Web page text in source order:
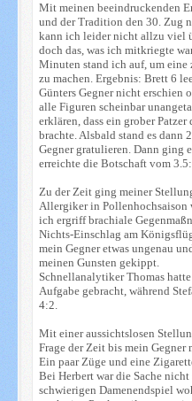
Mit meinen beeindruckenden
und der Tradition den 30. Zug
kann ich leider nicht allzu viel
doch das, was ich mitkriegte
Minuten stand ich auf, um
zu machen. Ergebnis: Brett 6
Günters Gegner nicht erschien
alle Figuren scheinbar
erklären, dass ein grober
brachte. Alsbald stand es dann
Gegner gratulieren. Dann ging
erreichte die Botschaft vom
Zu der Zeit ging meiner
Allergiker in Pollenhochsaison
ich ergriff brachiale
Nichts-Einschlag am
mein Gegner etwas ungenau
meinen Gunsten gekippt.
Schnellanalytiker Thomas
Aufgabe gebracht, während
4:2.
Mit einer aussichtslosen
Frage der Zeit bis mein
Ein paar Züge und eine
Bei Herbert war die Sache
schwierigen Damenendspiel